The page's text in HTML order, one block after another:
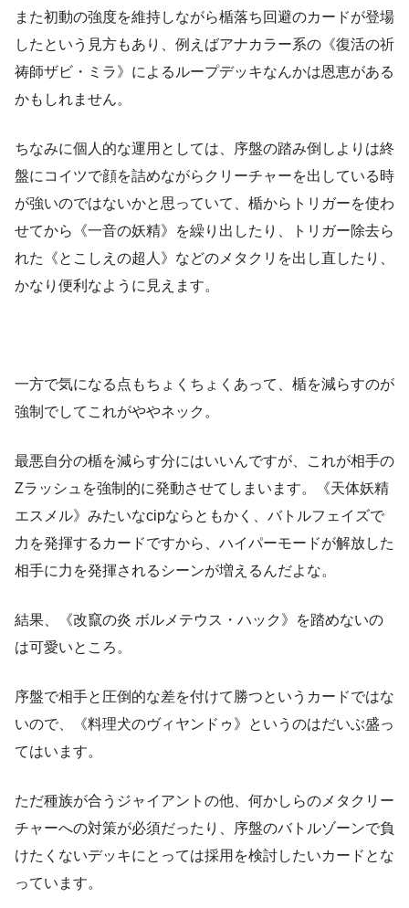
また初動の強度を維持しながら楯落ち回避のカードが登場
したという見方もあり、例えばアナカラー系の《復活の祈
祷師ザビ・ミラ》によるループデッキなんかは恩恵がある
かもしれません。
ちなみに個人的な運用としては、序盤の踏み倒しよりは終
盤にコイツで顔を詰めながらクリーチャーを出している時
が強いのではないかと思っていて、楯からトリガーを使わ
せてから《一音の妖精》を繰り出したり、トリガー除去ら
れた《とこしえの超人》などのメタクリを出し直したり、
かなり便利なように見えます。
一方で気になる点もちょくちょくあって、楯を減らすのが
強制でしてこれがややネック。
最悪自分の楯を減らす分にはいいんですが、これが相手の
Zラッシュを強制的に発動させてしまいます。《天体妖精
エスメル》みたいなcipならともかく、バトルフェイズで
力を発揮するカードですから、ハイパーモードが解放した
相手に力を発揮されるシーンが増えるんだよな。
結果、《改竄の炎 ボルメテウス・ハック》を踏めないの
は可愛いところ。
序盤で相手と圧倒的な差を付けて勝つというカードではな
いので、《料理犬のヴィヤンドゥ》というのはだいぶ盛っ
てはいます。
ただ種族が合うジャイアントの他、何かしらのメタクリー
チャーへの対策が必須だったり、序盤のバトルゾーンで負
けたくないデッキにとっては採用を検討したいカードとな
っています。